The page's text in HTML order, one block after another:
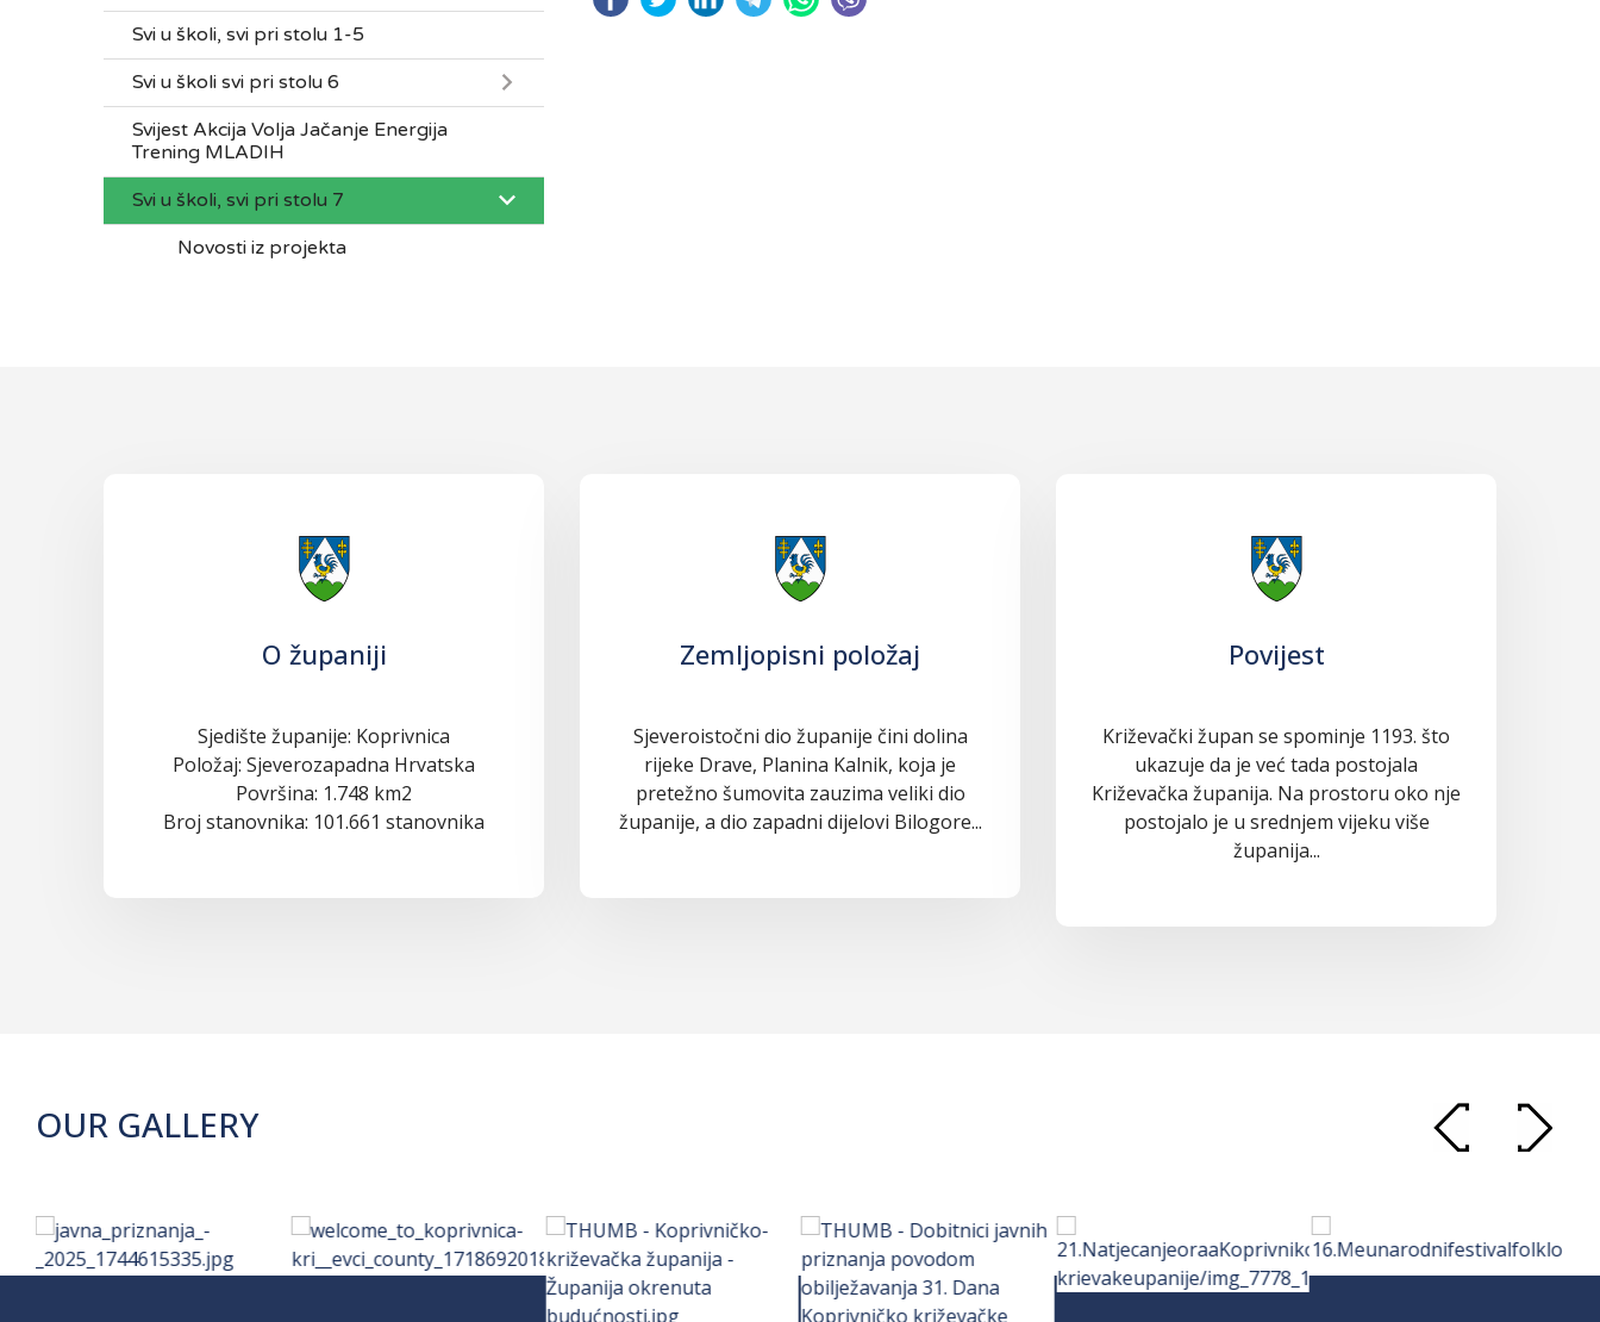
Svi u školi, svi pri stolu 1-5
Svi u školi svi pri stolu 6
Svijest Akcija Volja Jačanje Energija
Trening MLADIH
Svi u školi, svi pri stolu 7
Novosti iz projekta
O županiji
Sjedište županije: Koprivnica
Položaj: Sjeverozapadna Hrvatska
Površina: 1.748 km2
Broj stanovnika: 101.661 stanovnika
Zemljopisni položaj
Sjeveroistočni dio županije čini dolina
rijeke Drave, Planina Kalnik, koja je
pretežno šumovita zauzima veliki dio
županije, a dio zapadni dijelovi Bilogore...
Povijest
Križevački župan se spominje 1193. što
ukazuje da je već tada postojala
Križevačka županija. Na prostoru oko nje
postojalo je u srednjem vijeku više
županija...
OUR GALLERY